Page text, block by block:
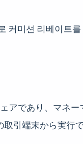
커미션 리베이트
アであり、マネ
引端末から実行で